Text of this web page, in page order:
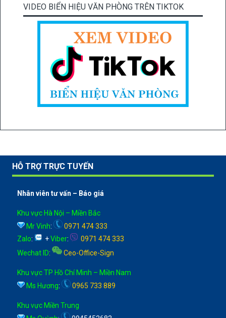
VIDEO BIỂN HIỆU VĂN PHÒNG TRÊN TIKTOK
HỖ TRỢ TRỰC TUYẾN
Nhân viên tư vấn – Báo giá
Khu vực Hà Nội – Miền Bắc
Mr Vinh:
0971 474 333
Zalo: +Viber:
0971 474 333
Wechat ID: Ceo-Office-Sign
Khu vực TP Hồ Chí Minh – Miền Nam
Ms Hương: 0965 733 889
Khu vực Miền Trung